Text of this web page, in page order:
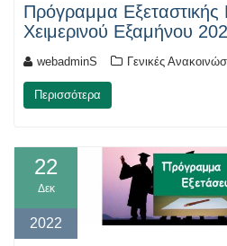
Πρόγραμμα Εξεταστικής
Χειμερινού Εξαμήνου
webadminS Γενικές
Περισσότερα
22
Δεκ
2022